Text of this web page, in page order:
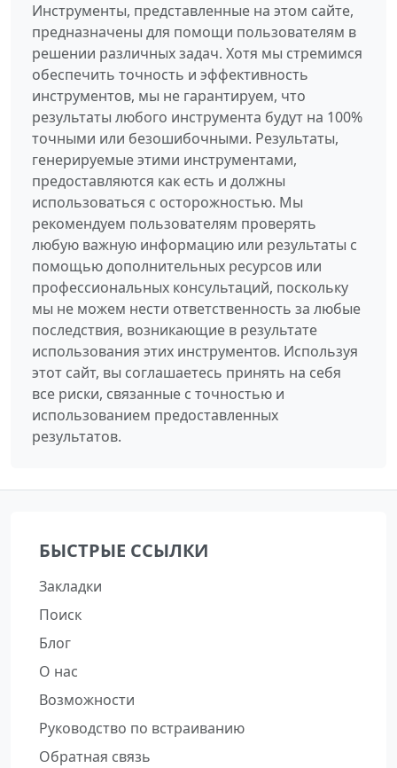
Инструменты, представленные на этом сайте,
предназначены для помощи пользователям в
решении различных задач. Хотя мы стремимся
обеспечить точность и эффективность
инструментов, мы не гарантируем, что
результаты любого инструмента будут на 100%
точными или безошибочными. Результаты,
генерируемые этими инструментами,
предоставляются как есть и должны
использоваться с осторожностью. Мы
рекомендуем пользователям проверять
любую важную информацию или результаты с
помощью дополнительных ресурсов или
профессиональных консультаций, поскольку
мы не можем нести ответственность за любые
последствия, возникающие в результате
использования этих инструментов. Используя
этот сайт, вы соглашаетесь принять на себя
все риски, связанные с точностью и
использованием предоставленных
результатов.
БЫСТРЫЕ ССЫЛКИ
Закладки
Поиск
Блог
О нас
Возможности
Руководство по встраиванию
Обратная связь